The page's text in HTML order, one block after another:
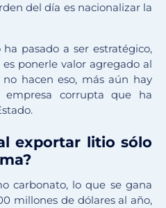
del día es nacionalizar la
pasado a ser estratégico,
ponerle valor agregado al
no hacen eso, más aún hay
corrupta que ha
exportar litio sólo
carbonato, lo que se gana
millones de dólares al año,